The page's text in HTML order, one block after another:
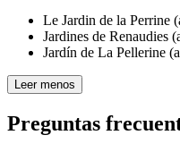
Le Jardin de la Perrine
Jardines de Renaudies
Jardín de La Pellerine
Leer menos
Preguntas